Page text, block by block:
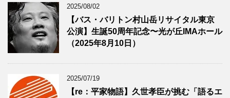
2025/08/02
【バス・バリトン村山岳リサイタル東京
公演】生誕50周年記念〜光が丘IMAホール
（2025年8月10日）
2025/07/19
【re：平家物語】久世孝臣が挑む「語るエ